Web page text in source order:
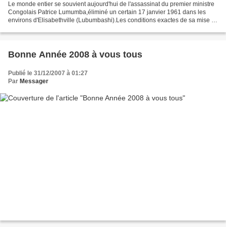
Le monde entier se souvient aujourd'hui de l'assassinat du premier ministre
Congolais Patrice Lumumba,éliminé un certain 17 janvier 1961 dans les
environs d'Elisabethville (Lubumbashi).Les conditions exactes de sa mise à
Bonne Année 2008 à vous tous
Publié le 31/12/2007 à 01:27
Par Messager